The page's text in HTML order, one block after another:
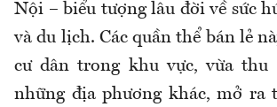
Nội – biểu tượng lâu đời về sức
và du lịch. Các quần thể bán lẻ
cư dân trong khu vực, vừa thu
những địa phương khác, mở ra